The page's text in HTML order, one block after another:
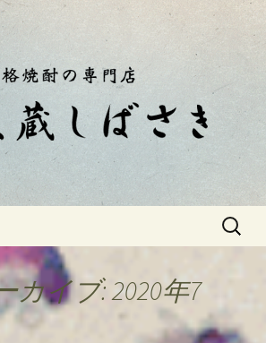
豆の酒屋「酒匠蔵し
ブログ
の酒屋「酒匠蔵しばさ
つぶやき
検
カイブ: 2020年7